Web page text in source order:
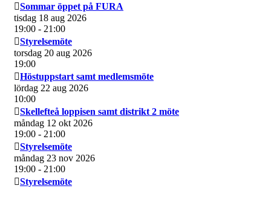
Sommar öppet på FURA
tisdag 18 aug 2026
19:00 - 21:00
Styrelsemöte
torsdag 20 aug 2026
19:00
Höstuppstart samt medlemsmöte
lördag 22 aug 2026
10:00
Skellefteå loppisen samt distrikt 2 möte
måndag 12 okt 2026
19:00 - 21:00
Styrelsemöte
måndag 23 nov 2026
19:00 - 21:00
Styrelsemöte